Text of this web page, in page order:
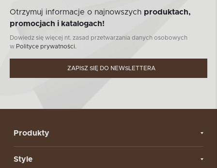
Otrzymuj informacje o najnowszych produktach,
promocjach i katalogach!
Dowiedz się więcej nt. zasad przetwarzania danych osobowych
w Polityce prywatności.
ZAPISZ SIĘ DO NEWSLETTERA
Produkty
Style